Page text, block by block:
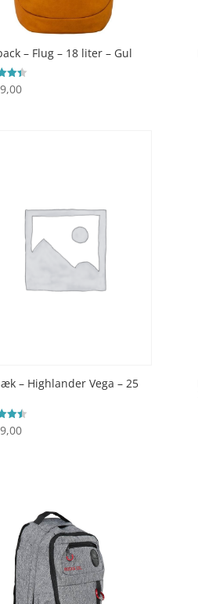
– Flug – 18 liter – Gul
– Highlander Vega – 25